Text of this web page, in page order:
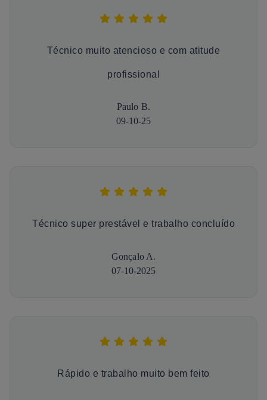
Técnico muito atencioso e com atitude
profissional
Paulo B.
09-10-25
Técnico super prestável e trabalho concluído
Gonçalo A.
07-10-2025
Rápido e trabalho muito bem feito